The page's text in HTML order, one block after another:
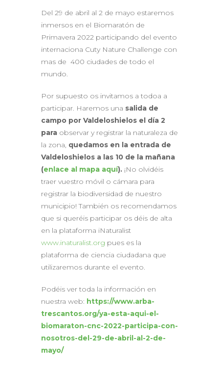
Del 29 de abril al 2 de mayo estaremos
inmersos en el Biomaratón de
Primavera 2022 participando del evento
internaciona Cuty Nature Challenge con
mas de 400 ciudades de todo el
mundo.
Por supuesto os invitamos a todoa a
participar. Haremos una salida de
campo por Valdeloshielos el día 2
para observar y registrar la naturaleza de
la zona, quedamos en la entrada de
Valdeloshielos a las 10 de la mañana
(enlace al mapa aquí). ¡No olvidéis
traer vuestro móvil o cámara para
registrar la biodiversidad de nuestro
municipio! También os recomendamos
que si queréis participar os déis de alta
en la plataforma iNaturalist
www.inaturalist.org pues es la
plataforma de ciencia ciudadana que
utilizaremos durante el evento.
Podéis ver toda la información en
nuestra web: https://www.arba-
trescantos.org/ya-esta-aqui-el-
biomaraton-cnc-2022-participa-con-
nosotros-del-29-de-abril-al-2-de-
mayo/